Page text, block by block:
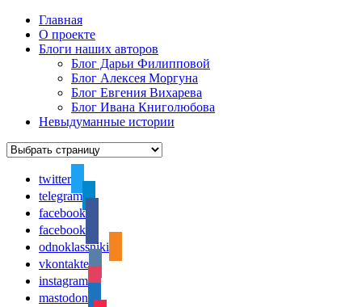
Главная
О проекте
Блоги наших авторов
Блог Дарьи Филипповой
Блог Алексея Моргуна
Блог Евгения Вихарева
Блог Ивана Книголюбова
Невыдуманные истории
twitter
telegram
facebook
facebook
odnoklassniki
vkontakte
instagram
mastodon